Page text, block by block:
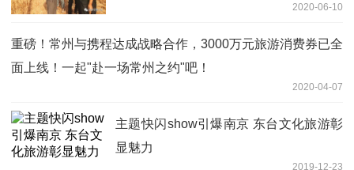
2020-06-10
重磅！常州与携程达成战略合作，3000万元旅游消费券已全
面上线！一起"赴一场常州之约"吧！
2020-04-07
主题快闪show引爆南京 东台文化旅游彰
显魅力
2019-12-23